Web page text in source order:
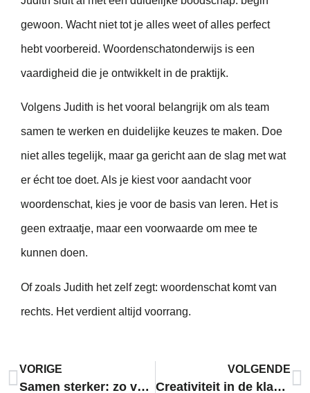
gewoon. Wacht niet tot je alles weet of alles perfect
hebt voorbereid. Woordenschatonderwijs is een
vaardigheid die je ontwikkelt in de praktijk.
Volgens Judith is het vooral belangrijk om als team
samen te werken en duidelijke keuzes te maken. Doe
niet alles tegelijk, maar ga gericht aan de slag met wat
er écht toe doet. Als je kiest voor aandacht voor
woordenschat, kies je voor de basis van leren. Het is
geen extraatje, maar een voorwaarde om mee te
kunnen doen.
Of zoals Judith het zelf zegt: woordenschat komt van
rechts. Het verdient altijd voorrang.
VORIGE
Samen sterker: zo versterk je als leerkracht ouderbetrokkenheid
VOLGENDE
Creativiteit in de klas begint bij de leerkracht